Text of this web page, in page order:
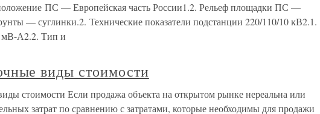
ПС — Европейская часть России1.2. Рельеф площадки ПС —
— суглинки.2. Технические показатели подстанции 220/110/10 кВ2.1.
А2.2. Тип и
виды стоимости
стоимости Если продажа объекта на открытом рынке нереальна или
затрат по сравнению с затратами, которые необходимы для продажи